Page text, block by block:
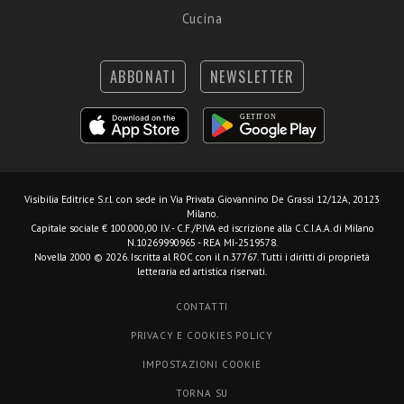
Cucina
ABBONATI NEWSLETTER
Visibilia Editrice S.r.l. con sede in Via Privata Giovannino De Grassi 12/12A, 20123
Milano.
Capitale sociale € 100.000,00 I.V. - C.F./P.IVA ed iscrizione alla C.C.I.A.A. di Milano
N.10269990965 - REA MI-2519578.
Novella 2000 © 2026. Iscritta al ROC con il n.37767. Tutti i diritti di proprietà
letteraria ed artistica riservati.
CONTATTI
PRIVACY E COOKIES POLICY
IMPOSTAZIONI COOKIE
TORNA SU